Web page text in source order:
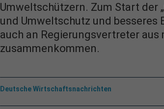
Umweltschützern. Zum Start der
und Umweltschutz und besseres
auch an Regierungsvertreter aus
zusammenkommen.
Deutsche Wirtschaftsnachrichten